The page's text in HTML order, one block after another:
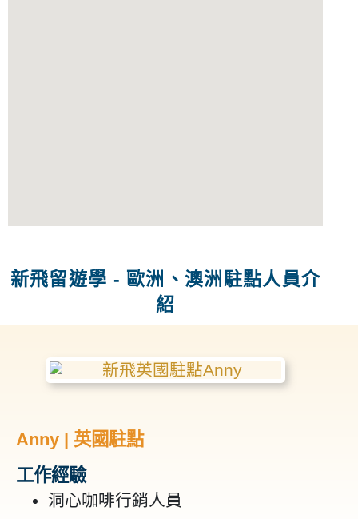
新飛留遊學 - 歐洲、澳洲駐點人員介
紹
Anny | 英國駐點
工作經驗
洞心咖啡行銷人員